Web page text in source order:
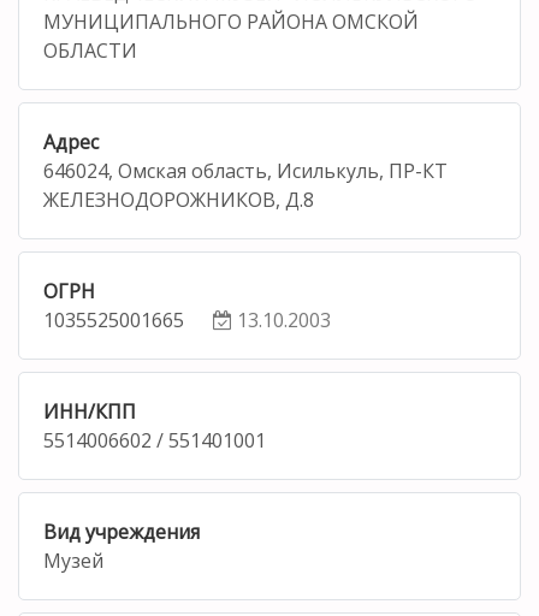
МУНИЦИПАЛЬНОГО РАЙОНА ОМСКОЙ
ОБЛАСТИ
Адрес
646024, Омская область, Исилькуль, ПР-КТ
ЖЕЛЕЗНОДОРОЖНИКОВ, Д.8
ОГРН
1035525001665
13.10.2003
ИНН/КПП
5514006602 / 551401001
Вид учреждения
Музей